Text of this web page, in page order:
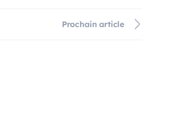
Prochain article